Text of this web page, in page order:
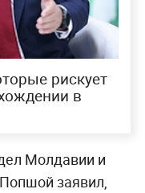
рискует
в
Молдавии и
заявил,